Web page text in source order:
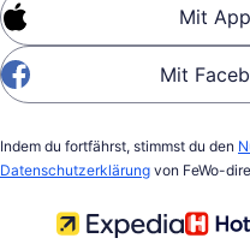
Mit
Mit
Indem du fortfährst, stimmst du den
Datenschutzerklärung von FeWo-